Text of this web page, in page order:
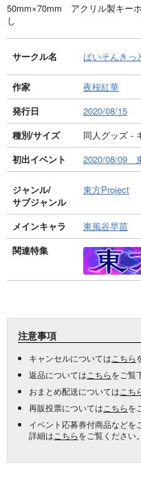
50mm×70mm アクリル製キー
し
サークル名 ぱいそんきっ
作家
夜桜紅華
発行日
2020/08/15
種別/サイズ
同人グッズ -
初出イベント
2020/08/09
ジャンル/
サブジャンル
東方Project
メインキャラ
東風谷早苗
関連特集
注意事項
キャンセルについては こちら
返品については こちらをご覧
おまとめ配送については こち
再販投票については こちらを
イベント応募券付商品などを
詳細は こちらをご覧ください。